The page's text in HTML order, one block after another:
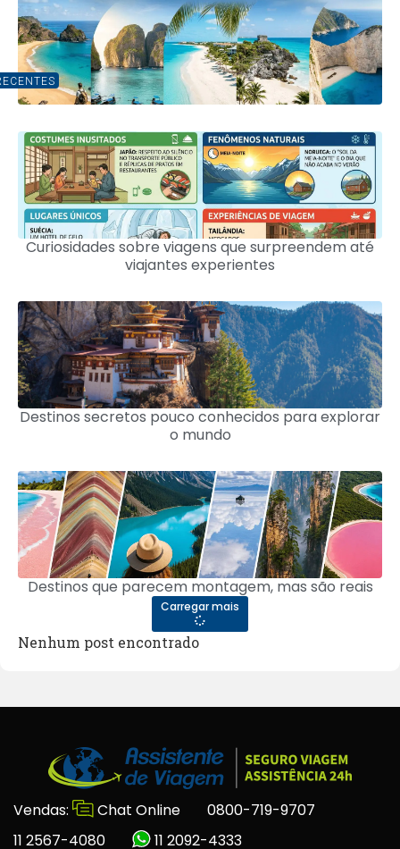
Curiosidades sobre viagens que surpreendem até
viajantes experientes
Destinos secretos pouco conhecidos para explorar
o mundo
Destinos que parecem montagem, mas são reais
Carregar mais
Nenhum post encontrado
Vendas: Chat Online
0800-719-9707
11 2567-4080
11 2092-4333